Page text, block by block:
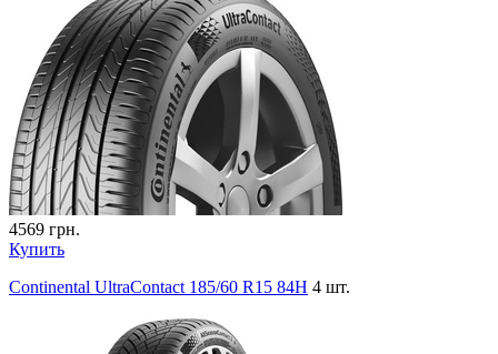
4569 грн.
Купить
Continental UltraContact 185/60 R15 84H 4 шт.